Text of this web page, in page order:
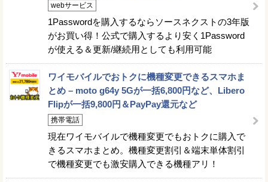
webサービス
1Passwordを購入するならソースネクストの3年版
がお買い得！公式で購入するより安く1Password
が使える＆更新/継続用としても利用可能
ワイモバイルでおトクに機種変更できるスマホま
とめ – moto g64y 5Gが一括6,800円など、Libero
Flipが一括9,800円＆PayPay還元など
携帯電話
現在ワイモバイルで機種変更でもおトクに購入で
きるスマホまとめ。機種変更割引＆端末単体割引
で機種変更でも激安購入できる機種アリ！